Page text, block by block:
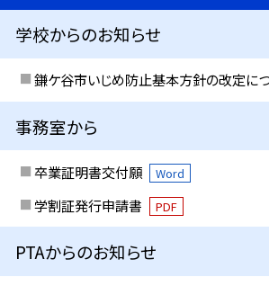
学校からのお知らせ
鎌ケ谷市いじめ防止基本方針の改定に
事務室から
卒業証明書交付願 Word
学割証発行申請書 PDF
PTAからのお知らせ